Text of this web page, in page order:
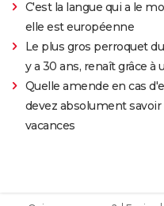
C'est la langue qui a le
elle est européenne
Le plus gros perroquet
y a 30 ans, renaît grâce à
Quelle amende en cas
devez absolument
vacances